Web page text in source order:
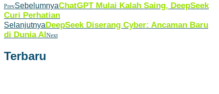
PrevSebelumnyaChatGPT Mulai Kalah Saing, DeepSeek
Curi Perhatian
SelanjutnyaDeepSeek Diserang Cyber: Ancaman Baru
di Dunia AINext
Terbaru